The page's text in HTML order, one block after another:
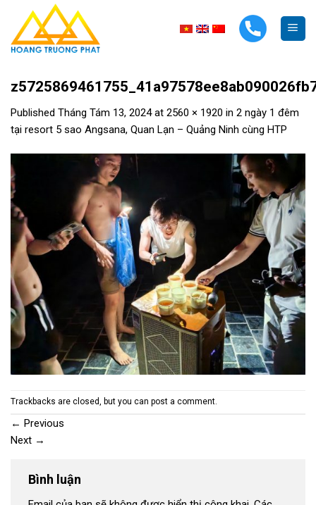
content
Published Tháng Tám 13, 2024at 2560 × 1920 in 2 ngày 1 đêm
tại resort 5 sao Angsana, Quan Lạn – Quảng Ninh cùng HTP
Trackbacks are closed, but you can post a comment.
← Previous
Next →
Bình luận